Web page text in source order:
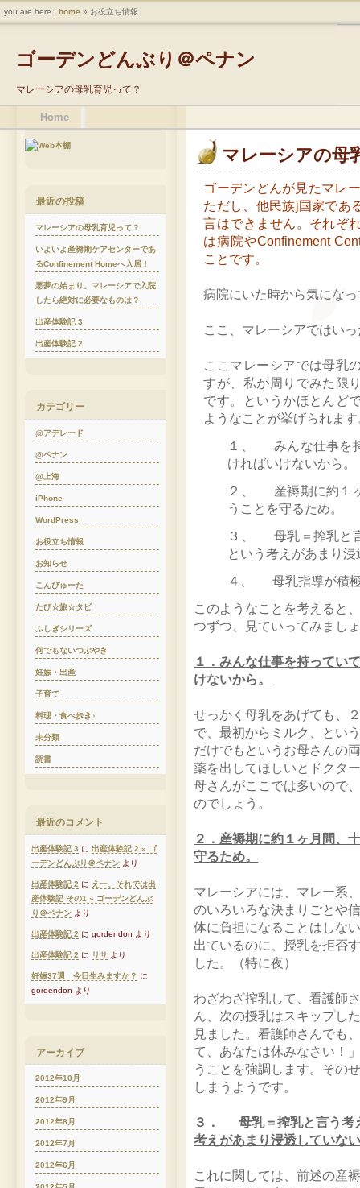
ゴーデンどんぶり＠ペナン
マレーシアの母乳育児って？
Home
マレーシアの母
ゴーデンどんが見たマレ
ただし、他民族j国家であ
言はできません。それぞ
は病院やConfinement
ことです。
病院にいた時から気にな
ここ、マレーシアではい
ここマレーシアでは母乳
すが、私が周りでみた限
です。というかほとんど
ようなことが挙げられま
１、 みんな仕事を
ければいけないから。
２、 産褥期に約１
うことを守るため。
３、 母乳＝搾乳と
という考えがあまり
４、 母乳指導が積
このようなことを考えると
つずつ、見ていってみまし
１．みんな仕事を持ってい
けないから。
せっかく母乳をあげても、
で、最初からミルク、とい
だけでもというお母さんの
薬を出してほしいとドクタ
母さんがここでは多いので
のでしょう。
２．産褥期に約１ヶ月間、
守るため。
マレーシアには、マレー系
のいろいろな決まりごとや
体に負担になることはしな
出ているのに、授乳を拒否
した。（特に夜）
わざわざ搾乳して、看護師
ん、次の授乳はスキップし
見ました。看護師さんでも
て、あなたは休みなさい！
うことを強調します。その
しまうようです。
３． 母乳＝搾乳と言う考
考えがあまり浸透していな
これに関しては、前述の産
最近の投稿
マレーシアの母乳育児って？
いよいよ産褥期ケアセンターであ
るConfinement Homeへ入居！
悪夢の始まり。マレーシアで入院
したら絶対に必要なものは？
出産体験記 3
出産体験記 2
カテゴリー
@アデレード
@ペナン
@上海
iPhone
WordPress
お役立ち情報
お知らせ
こんぴゅーた
たび☆旅☆タビ
ふしぎシリーズ
何でもないつぶやき
妊娠・出産
子育て
料理・食べ歩き♪
未分類
読書
最近のコメント
出産体験記 3 に 出産体験記 2 » ゴ
ーデンどんぶり＠ペナン より
出産体験記 2 に えー、それでは出
産体験記 その1 » ゴーデンどんぶ
り＠ペナン より
出産体験記 2 に gordendon より
出産体験記 2 に リサ より
妊娠37週 今日生みますか？ に
gordendon より
アーカイブ
2012年10月
2012年9月
2012年8月
2012年7月
2012年6月
you are here : home » お役立ち情報